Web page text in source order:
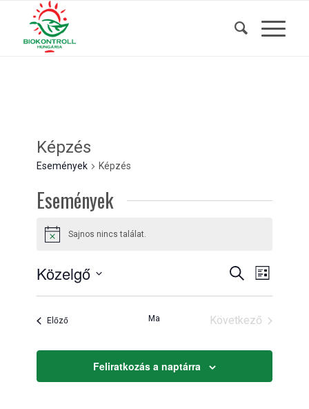
Képzés
Események Képzés
Események
NoticeSajnos nincs találat.
Események
keresése
és
választás
Keresett
kifejezés
Esemény
nézet
Lista
Közelgő
ElőzőEsemények Ma
Következő
Feliratkozás a naptárra